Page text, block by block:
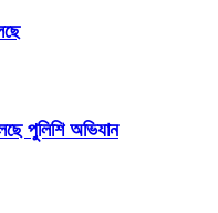
পুলিশি অভিযান